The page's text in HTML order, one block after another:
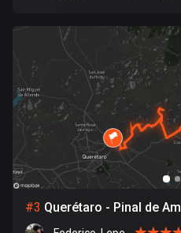
Bhutan
3 rutter
Bolivia
99 rutter
Bosnien och
347 rutter
Botswana
#3 Querétaro - Pinal de
intermedios